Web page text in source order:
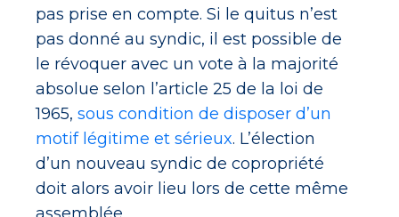
pas prise en compte. Si le quitus n’est
pas donné au syndic, il est possible de
le révoquer avec un vote à la majorité
absolue selon l’article 25 de la loi de
1965, sous condition de disposer d’un
motif légitime et sérieux. L’élection
d’un nouveau syndic de copropriété
doit alors avoir lieu lors de cette même